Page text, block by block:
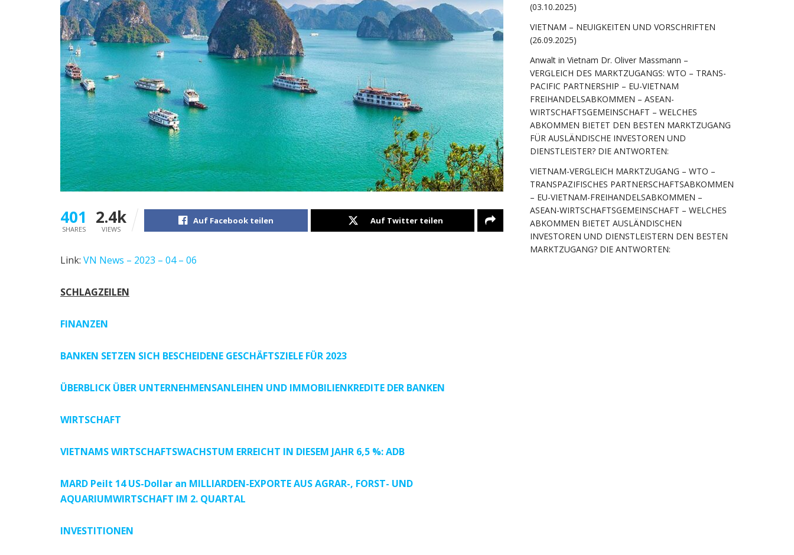
401
SHARES
2.4k
VIEWS
Auf Facebook teilen Auf Twitter teilen
Link: VN News – 2023 – 04 – 06
SCHLAGZEILEN
FINANZEN
BANKEN SETZEN SICH BESCHEIDENE GESCHÄFTSZIELE FÜR 2023
ÜBERBLICK ÜBER UNTERNEHMENSANLEIHEN UND IMMOBILIENKREDITE DER BANKEN
WIRTSCHAFT
VIETNAMS WIRTSCHAFTSWACHSTUM ERREICHT IN DIESEM JAHR 6,5 %: ADB
MARD Peilt 14 US-Dollar an MILLIARDEN-EXPORTE AUS AGRAR-, FORST- UND
AQUARIUMWIRTSCHAFT IM 2. QUARTAL
INVESTITIONEN
(03.10.2025)
VIETNAM – NEUIGKEITEN UND VORSCHRIFTEN
(26.09.2025)
Anwalt in Vietnam Dr. Oliver Massmann –
VERGLEICH DES MARKTZUGANGS: WTO – TRANS-
PACIFIC PARTNERSHIP – EU-VIETNAM
FREIHANDELSABKOMMEN – ASEAN-
WIRTSCHAFTSGEMEINSCHAFT – WELCHES
ABKOMMEN BIETET DEN BESTEN MARKTZUGANG
FÜR AUSLÄNDISCHE INVESTOREN UND
DIENSTLEISTER? DIE ANTWORTEN:
VIETNAM-VERGLEICH MARKTZUGANG – WTO –
TRANSPAZIFISCHES PARTNERSCHAFTSABKOMMEN
– EU-VIETNAM-FREIHANDELSABKOMMEN –
ASEAN-WIRTSCHAFTSGEMEINSCHAFT – WELCHES
ABKOMMEN BIETET AUSLÄNDISCHEN
INVESTOREN UND DIENSTLEISTERN DEN BESTEN
MARKTZUGANG? DIE ANTWORTEN: